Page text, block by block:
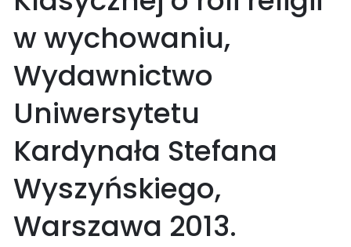
w wychowaniu,
Wydawnictwo
Uniwersytetu
Kardynała Stefana
Wyszyńskiego,
Warszawa 2013.